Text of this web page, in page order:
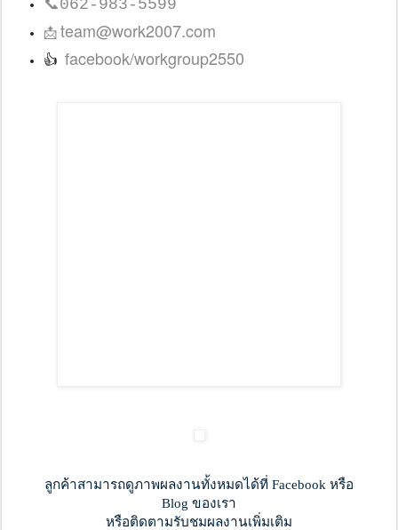
062-983-5599
📩team@work2007.com
👍 facebook/workgroup2550
ลูกค้าสามารถดูภาพผลงานทั้งหมดได้ที่ Facebook หรือ
Blog ของเรา
หรือติดตามรับชมผลงานเพิ่มเติม